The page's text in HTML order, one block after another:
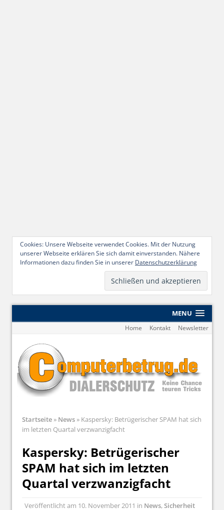
Cookies: Unsere Webseite verwendet Cookies. Mit der Nutzung
unserer Webseite erklären Sie sich damit einverstanden. Nähere
Informationen dazu finden Sie in unserer Datenschutzerklärung
MENU
Home Kontakt Newsletter
Startseite» News» Kaspersky: Betrügerischer SPAM hat sich
im letzten Quartal verzwanzigfacht
Kaspersky: Betrügerischer
SPAM hat sich im letzten
Quartal verzwanzigfacht
Veröffentlicht am 10. November 2011 in News,Sicherheit